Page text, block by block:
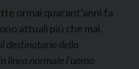
ormai quarant’anni fa
attuali più che mai.
il destinatario della
linea normale l’uomo